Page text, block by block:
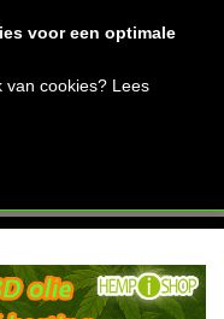
voor een optimale
van cookies? Lees